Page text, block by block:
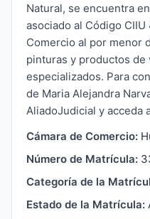
Natural, se encuentra
asociado al Código
Comercio al por menor
pinturas y productos
especializados. Para
de Maria Alejandra
AliadoJudicial y acceda
Cámara de Comercio:
Número de Matrícula:
Categoría de la
Estado de la Matrícula: